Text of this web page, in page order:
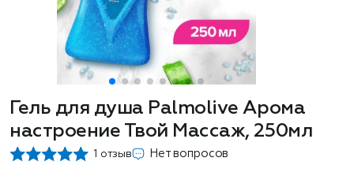
Гель для душа Palmolive Арома
настроение Твой Массаж, 250мл
1 отзыв Нет вопросов